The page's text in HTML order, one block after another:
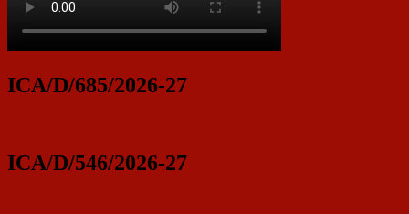
ICA/D/685/2026-27
ICA/D/546/2026-27